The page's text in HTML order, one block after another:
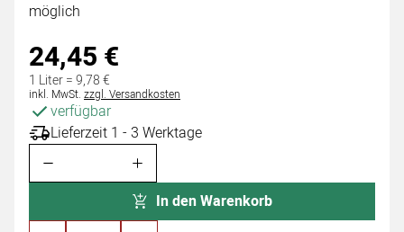
möglich
24,45 €
1 Liter =9,78€
Steuerhinweis:
inkl. MwSt. zzgl. Versandkosten
verfügbar
Lieferzeit 1 - 3 Werktage
In den Warenkorb